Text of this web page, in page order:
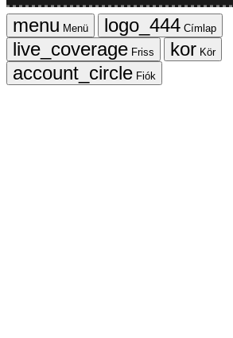
Menü
Címlap
Friss
Kör
Fiók